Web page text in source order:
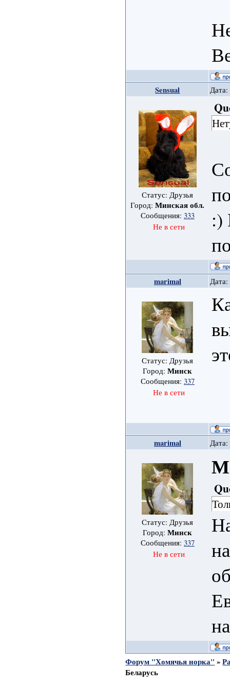
Sensual
Статус: Друзья
Город:Минская обл.
Сообщения: 333
Не в сети
:)
marimal Дата:
Статус: Друзья
Город:Минск
Сообщения: 337
Не в сети
marimal Дата:
Статус: Друзья
Город:Минск
Сообщения: 337
Не в сети
Форум "Хомячья норка" »
Беларусь